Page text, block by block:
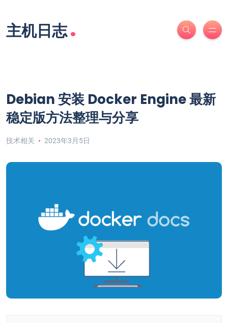
主机日志.
Debian 安装 Docker Engine 最新
稳定版方法整理与分享
技术相关 2023年3月5日